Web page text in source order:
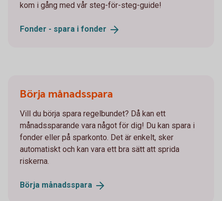
kom i gång med vår steg-för-steg-guide!
Fonder - spara i fonder
Börja månadsspara
Vill du börja spara regelbundet? Då kan ett
månadssparande vara något för dig! Du kan spara i
fonder eller på sparkonto. Det är enkelt, sker
automatiskt och kan vara ett bra sätt att sprida
riskerna.
Börja månadsspara